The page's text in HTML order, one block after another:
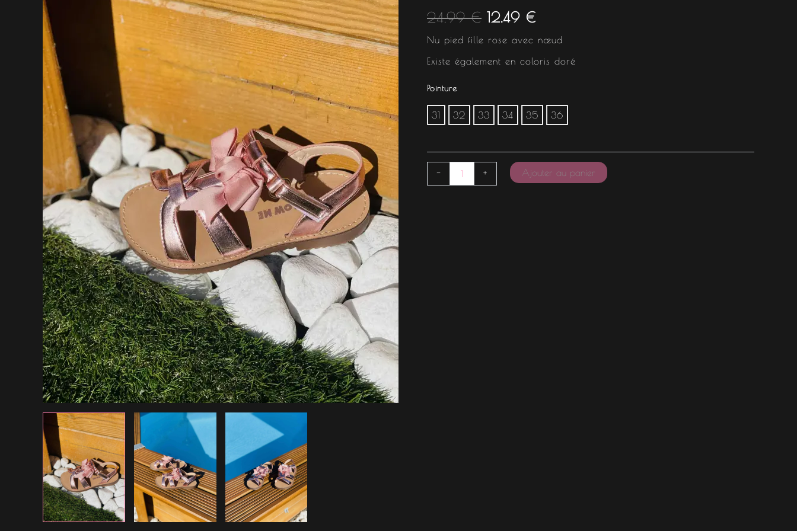
24.99€
était :
12.49 €
12.49 €.
Nu pied fille rose avec nœud
Existe également en coloris doré
Pointure
31 32 33 34 35 36
- + Ajouter au panier